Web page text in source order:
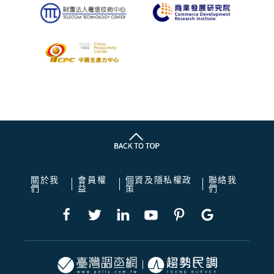
關於我
們
會員權
益
個資及隱私權政
策
聯絡我
們